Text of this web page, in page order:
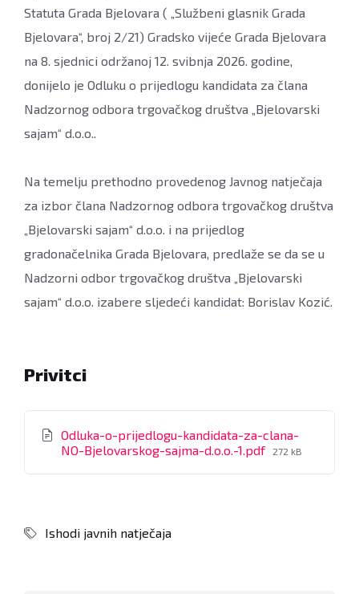
Statuta Grada Bjelovara ( „Službeni glasnik Grada
Bjelovara“, broj 2/21) Gradsko vijeće Grada Bjelovara
na 8. sjednici održanoj 12. svibnja 2026. godine,
donijelo je Odluku o prijedlogu kandidata za člana
Nadzornog odbora trgovačkog društva „Bjelovarski
sajam“ d.o.o..
Na temelju prethodno provedenog Javnog natječaja
za izbor člana Nadzornog odbora trgovačkog društva
„Bjelovarski sajam“ d.o.o. i na prijedlog
gradonačelnika Grada Bjelovara, predlaže se da se u
Nadzorni odbor trgovačkog društva „Bjelovarski
sajam“ d.o.o. izabere sljedeći kandidat: Borislav Kozić.
Privitci
Odluka-o-prijedlogu-kandidata-za-clana-
NO-Bjelovarskog-sajma-d.o.o.-1.pdf File
272 kB
Ishodi javnih natječaja